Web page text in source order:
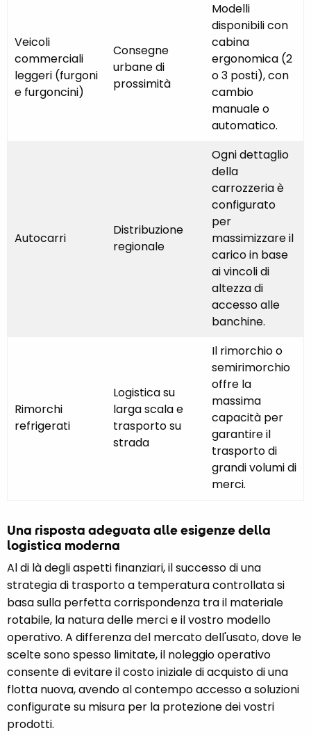
Veicoli
commerciali
leggeri (furgoni
e furgoncini)
Consegne
urbane di
prossimità
Modelli
disponibili con
cabina
ergonomica (2
o 3 posti), con
cambio
manuale o
automatico.
Autocarri
Distribuzione
regionale
Ogni dettaglio
della
carrozzeria è
configurato
per
massimizzare il
carico in base
ai vincoli di
altezza di
accesso alle
banchine.
Rimorchi
refrigerati
Logistica su
larga scala e
trasporto su
strada
Il rimorchio o
semirimorchio
offre la
massima
capacità per
garantire il
trasporto di
grandi volumi di
merci.
Una risposta adeguata alle esigenze della
logistica moderna
Al di là degli aspetti finanziari, il successo di una
strategia di trasporto a temperatura controllata si
basa sulla perfetta corrispondenza tra il materiale
rotabile, la natura delle merci e il vostro modello
operativo. A differenza del mercato dell'usato, dove le
scelte sono spesso limitate, il noleggio operativo
consente di evitare il costo iniziale di acquisto di una
flotta nuova, avendo al contempo accesso a soluzioni
configurate su misura per la protezione dei vostri
prodotti.